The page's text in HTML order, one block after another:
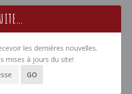
les dernières nouvelles.
mises à jours du site!